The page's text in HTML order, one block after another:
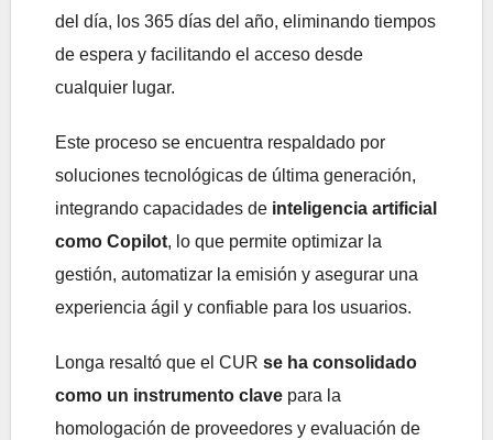
del día, los 365 días del año, eliminando tiempos
de espera y facilitando el acceso desde
cualquier lugar.
Este proceso se encuentra respaldado por
soluciones tecnológicas de última generación,
integrando capacidades de inteligencia artificial
como Copilot, lo que permite optimizar la
gestión, automatizar la emisión y asegurar una
experiencia ágil y confiable para los usuarios.
Longa resaltó que el CUR se ha consolidado
como un instrumento clave para la
homologación de proveedores y evaluación de